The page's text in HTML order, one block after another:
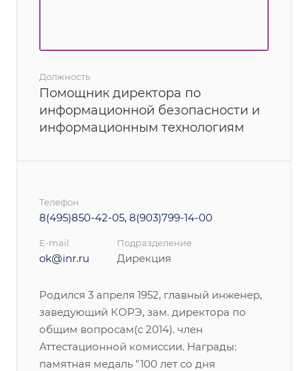
Должность
Помощник директора по
информационной безопасности и
информационным технологиям
Телефон
8(495)850-42-05, 8(903)799-14-00
E-mail
ok@inr.ru
Подразделение
Дирекция
Родился 3 апреля 1952, главный инженер,
заведующий КОРЭ, зам. директора по
общим вопросам(с 2014). член
Аттестационной комиссии. Награды:
памятная медаль "100 лет со дня